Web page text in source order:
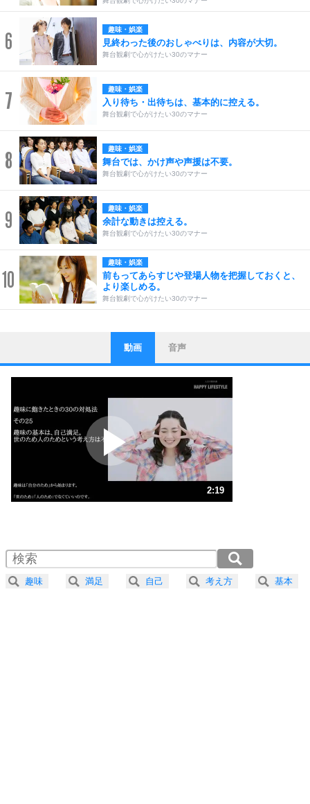
6 趣味・娯楽
見終わった後のおしゃべりは、内容が大切。
舞台観劇で心がけたい30のマナー
7 趣味・娯楽
入り待ち・出待ちは、基本的に控える。
舞台観劇で心がけたい30のマナー
8 趣味・娯楽
舞台では、かけ声や声援は不要。
舞台観劇で心がけたい30のマナー
9 趣味・娯楽
余計な動きは控える。
舞台観劇で心がけたい30のマナー
10
趣味・娯楽
前もってあらすじや登場人物を把握しておくと、
より楽しめる。
舞台観劇で心がけたい30のマナー
1
ストレス対策
他人と比べない。
いっそのこと、他人を見ない。
いらいらしない人になる30の方法
ポジティブになれない原因は、行動しないから。
ポジティブ思考になる30の方法
ストレス対策
人生、なんとかなるもの。
気楽に生きる30の方法
4 器の大きい人は、怒りを優しさで表現する。
プラス思考
動画 音声
2:19
2.0倍速 （274KB 1分9秒）
2.5倍速 （220KB 56秒）
3.0倍速 （183KB 46秒）
趣味 満足 自己 考え方 基本